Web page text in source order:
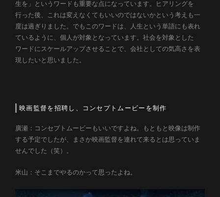
生を」というワードも重要な点になっています。ヒアリングを
行った後、これは変えなくてもいいのではないかという考えも一
度は過ぎりました。でもこのワードは、人生という単語にも表れ
ているように、個人が対象となっています。社会を対象とした
ワードにスケールアップさせることで、会社としての気高さを表
現したいと思いました。
映画監督を招聘し、コンセプトムービーを制作
廣瀬：コンセプトムービーもいいですよね。もともと映像は制作
する予定でしたが、まさか映画監督を連れて来るとは思っていま
せんでした（笑）。
米山：そこまでやるのかって思ったよね。